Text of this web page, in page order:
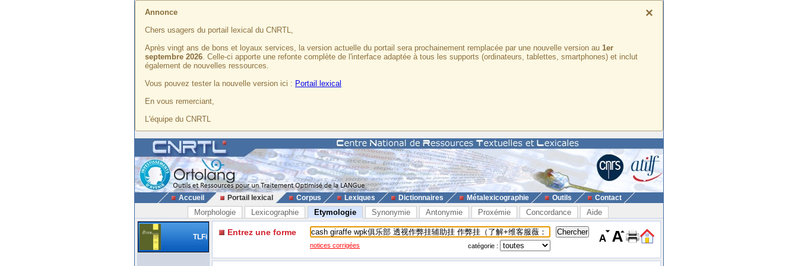
×
Annonce
Chers usagers du portail lexical du CNRTL,
Après vingt ans de bons et loyaux services, la version actuelle du portail sera prochainement remplacée par une nouvelle version au 1er
septembre 2026. Celle-ci apporte une refonte complète de l'interface adaptée à tous les supports (ordinateurs, tablettes, smartphones) et inclut
également de nouvelles ressources.
Vous pouvez tester la nouvelle version ici : Portail lexical
En vous remerciant,
L'équipe du CNRTL
Accueil Portail lexical Corpus Lexiques Dictionnaires Métalexicographie Outils Contact
Morphologie Lexicographie Etymologie Synonymie Antonymie Proxémie Concordance Aide
TLFi Entrez une forme
notices corrigées catégorie :